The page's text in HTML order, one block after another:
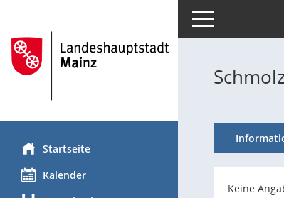
Startseite
Kalender
Toggle navigation
Keine